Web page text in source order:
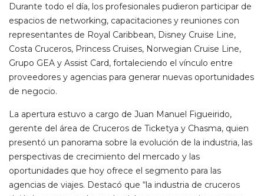
Durante todo el día, los profesionales pudieron participar de
espacios de networking, capacitaciones y reuniones con
representantes de Royal Caribbean, Disney Cruise Line,
Costa Cruceros, Princess Cruises, Norwegian Cruise Line,
Grupo GEA y Assist Card, fortaleciendo el vínculo entre
proveedores y agencias para generar nuevas oportunidades
de negocio.
La apertura estuvo a cargo de Juan Manuel Figueirido,
gerente del área de Cruceros de Ticketya y Chasma, quien
presentó un panorama sobre la evolución de la industria, las
perspectivas de crecimiento del mercado y las
oportunidades que hoy ofrece el segmento para las
agencias de viajes. Destacó que “la industria de cruceros